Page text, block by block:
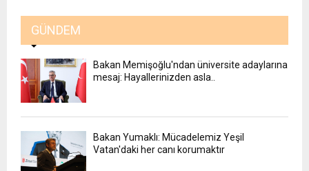
GÜNDEM
Bakan Memişoğlu'ndan üniversite adaylarına
mesaj: Hayallerinizden asla..
Bakan Yumaklı: Mücadelemiz Yeşil
Vatan'daki her canı korumaktır